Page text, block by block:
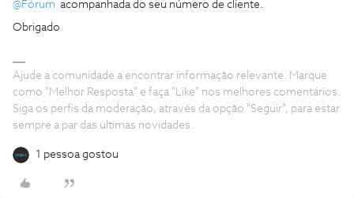
@Fórum acompanhada do seu número de cliente.
Obrigado
Ajude a comunidade a encontrar informação relevante. Marque
como "Melhor Resposta" e faça "Like" nos melhores comentários.
Siga os perfis da moderação, através da opção "Seguir", para estar
sempre a par das ultimas novidades.
1 pessoa gostou